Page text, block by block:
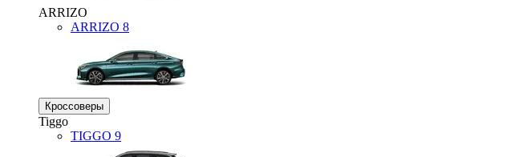
ARRIZO
ARRIZO 8
Кроссоверы
Tiggo
TIGGO 9